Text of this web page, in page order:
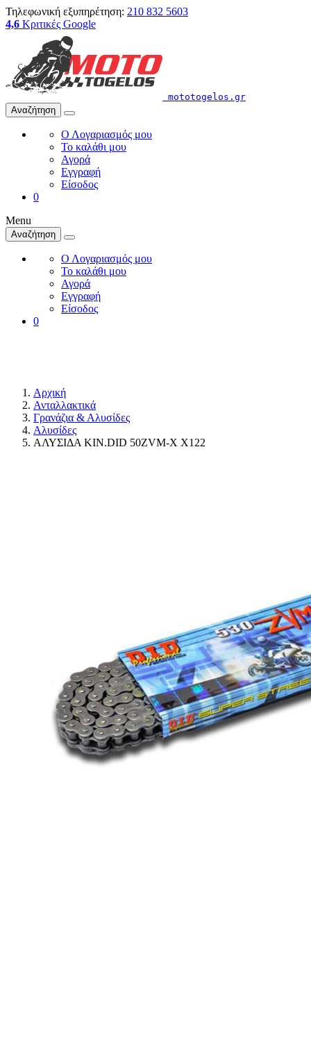
Τηλεφωνική εξυπηρέτηση: 210 832 5603
4,6 Κριτικές Google
mototogelos.gr
Αναζήτηση
Ο Λογαριασμός μου
Το καλάθι μου
Αγορά
Εγγραφή
Είσοδος
0
Menu
Αναζήτηση
Ο Λογαριασμός μου
Το καλάθι μου
Αγορά
Εγγραφή
Είσοδος
0
Αρχική
Ανταλλακτικά
Γρανάζια & Αλυσίδες
Αλυσίδες
ΑΛΥΣΙΔΑ ΚΙΝ.DID 50ZVM-Χ X122